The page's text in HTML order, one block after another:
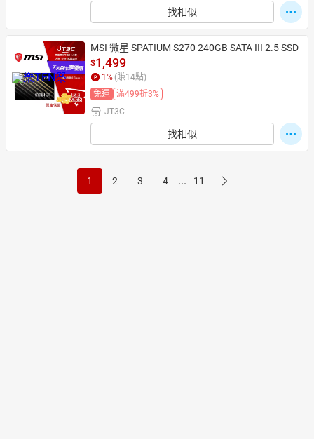
找相似
MSI 微星 SPATIUM S270 240GB SATA III 2.5 SSD
$1,499
1 % (賺14點)
免運
滿499折3%
JT3C
找相似
1 2 3 4 ... 11